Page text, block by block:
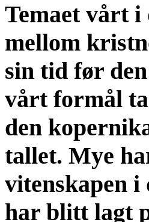
Temaet vårt i
mellom
sin tid før
vårt formål
den
tallet. Mye
vitenskapen
har blitt lagt